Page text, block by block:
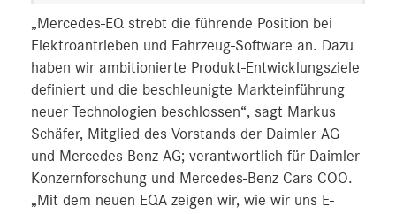
„Mercedes-EQ strebt die führende Position bei
Elektroantrieben und Fahrzeug-Software an. Dazu
haben wir ambitionierte Produkt-Entwicklungsziele
definiert und die beschleunigte Markteinführung
neuer Technologien beschlossen“, sagt Markus
Schäfer, Mitglied des Vorstands der Daimler AG
und Mercedes-Benz AG; verantwortlich für Daimler
Konzernforschung und Mercedes-Benz Cars COO.
„Mit dem neuen EQA zeigen wir, wie wir uns E-